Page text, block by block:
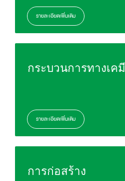
รายละเอียดเพิ่มเติม
กระบวนการทางเคมี
รายละเอียดเพิ่มเติม
การก่อสร้าง